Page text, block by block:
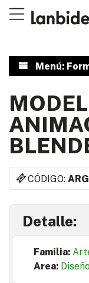
Menú:
CÓDIGO:
Detalle:
Familia:
Area: